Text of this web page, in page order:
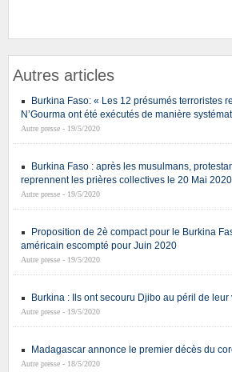
Autres articles
Burkina Faso: « Les 12 présumés terroristes
N’Gourma ont été exécutés de manière
Autre presse - 19/5/2020
Burkina Faso : après les musulmans,
reprennent les prières collectives le 20 Mai 2020
Autre presse - 19/5/2020
Proposition de 2è compact pour le Burkina
américain escompté pour Juin 2020
Autre presse - 19/5/2020
Burkina : Ils ont secouru Djibo au péril de leur
Autre presse - 19/5/2020
Madagascar annonce le premier décès du
Autre presse - 18/5/2020